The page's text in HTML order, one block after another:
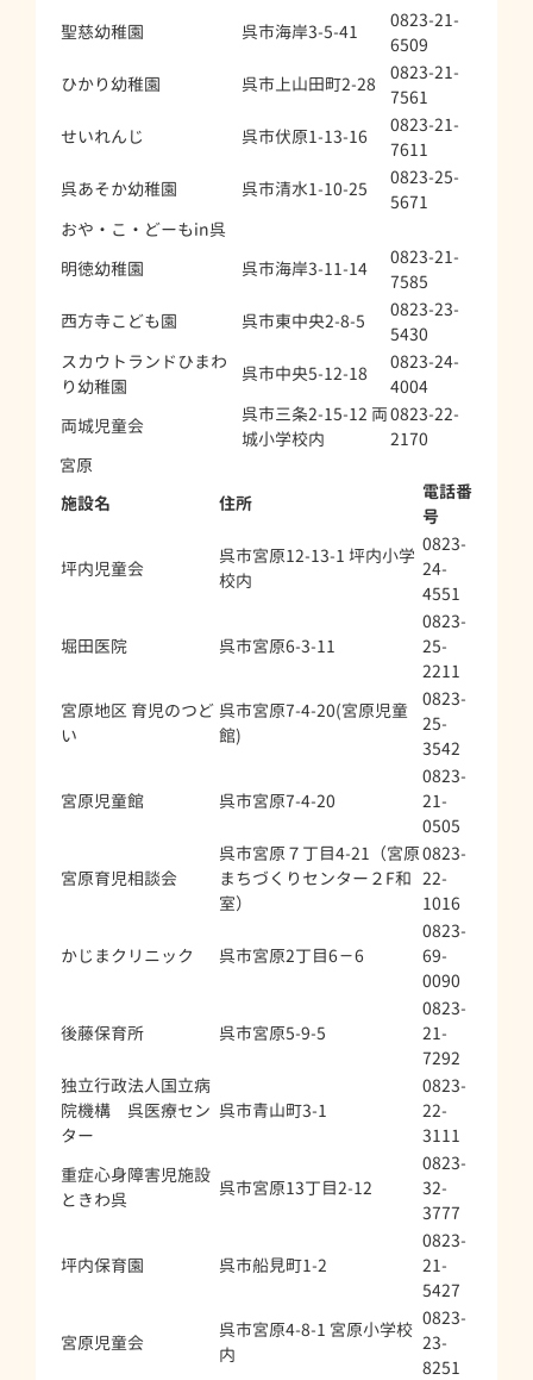
聖慈幼稚園
呉市海岸3-5-41
0823-21-
6509
ひかり幼稚園
呉市上山田町2-28
0823-21-
7561
せいれんじ
呉市伏原1-13-16
0823-21-
7611
呉あそか幼稚園
呉市清水1-10-25
0823-25-
5671
おや・こ・どーもin呉
明徳幼稚園
呉市海岸3-11-14
0823-21-
7585
西方寺こども園
呉市東中央2-8-5
0823-23-
5430
スカウトランドひまわ
り幼稚園
呉市中央5-12-18
0823-24-
4004
両城児童会
呉市三条2-15-12 両
城小学校内
0823-22-
2170
宮原
施設名
住所
電話番
号
坪内児童会
呉市宮原12-13-1 坪内小学
校内
0823-
24-
4551
堀田医院 呉市宮原6-3-11
0823-
25-
2211
宮原地区 育児のつど
い
呉市宮原7-4-20(宮原児童
館)
0823-
25-
3542
宮原児童館 呉市宮原7-4-20
0823-
21-
0505
宮原育児相談会
呉市宮原７丁目4-21（宮原
まちづくりセンター２F和
室）
0823-
22-
1016
かじまクリニック 呉市宮原2丁目6－6
0823-
69-
0090
後藤保育所 呉市宮原5-9-5
0823-
21-
7292
独立行政法人国立病
院機構 呉医療セン
ター
呉市青山町3-1
0823-
22-
3111
重症心身障害児施設
ときわ呉
呉市宮原13丁目2-12
0823-
32-
3777
坪内保育園 呉市船見町1-2
0823-
21-
5427
宮原児童会
呉市宮原4-8-1 宮原小学校
内
0823-
23-
8251